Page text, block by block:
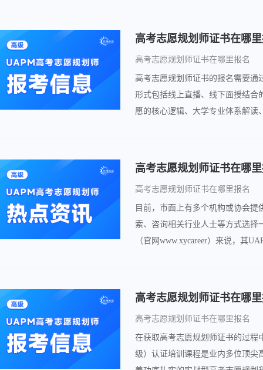
高考志愿规划师证书在哪里报名
高考志愿规划师证书的报名需要通
形式包括线上直播、线下面授结合
愿的核心逻辑、大学专业体系解读
高考志愿规划师证书在哪
高考志愿规划师证书在哪里报名
目前，市面上有多个机构或协会
索、咨询相关行业人士等方式选择
（官网www.xycareer）来说，其
高考志愿规划师证书在哪
高考志愿规划师证书在哪里报名
在获取高考志愿规划师证书的过程
级）认证培训课程是业内多位顶尖